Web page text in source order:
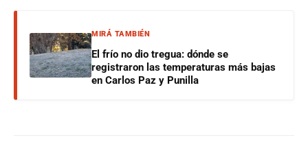
MIRÁ TAMBIÉN
El frío no dio tregua: dónde se
registraron las temperaturas más bajas
en Carlos Paz y Punilla